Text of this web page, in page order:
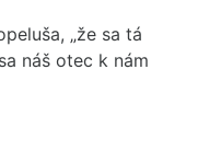
„že sa tá
náš otec k nám